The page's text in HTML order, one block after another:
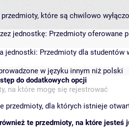
które są chwilowo
jednostkę: Przedmioty oferowane
jednostki: Przedmioty dla studentów
w języku innym niż polski
do dodatkowych opcji
na które mogę się rejestrować
przedmioty, dla których istnieje
te przedmioty, na które jesteś